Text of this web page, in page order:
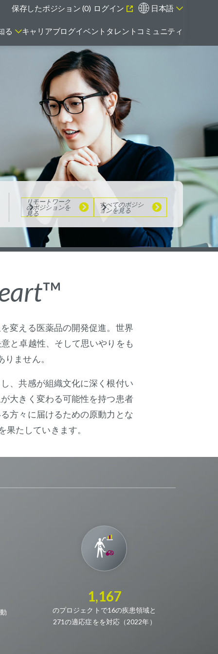
日本語
ログイン
保存したポジション (0)
エマージング・タレントとは
リモートワーク
のポジションを
見る
すべてのポジシ
ョンを見る
る キャリアブログイベント タレントコミュニティ
リモートワーク
のポジションを
見る
すべてのポジシ
ョンを見る
™
変える医薬品の開発促進。世界
と卓越性、そして思いやりをも
ません。
、共感が組織文化に深く根付い
大きく変わる可能性を持つ患者
方々に届けるための原動力とな
たしていきます。
1,167
のプロジェクトで16の疾患領域と
271の適応症をを対応（2022年）